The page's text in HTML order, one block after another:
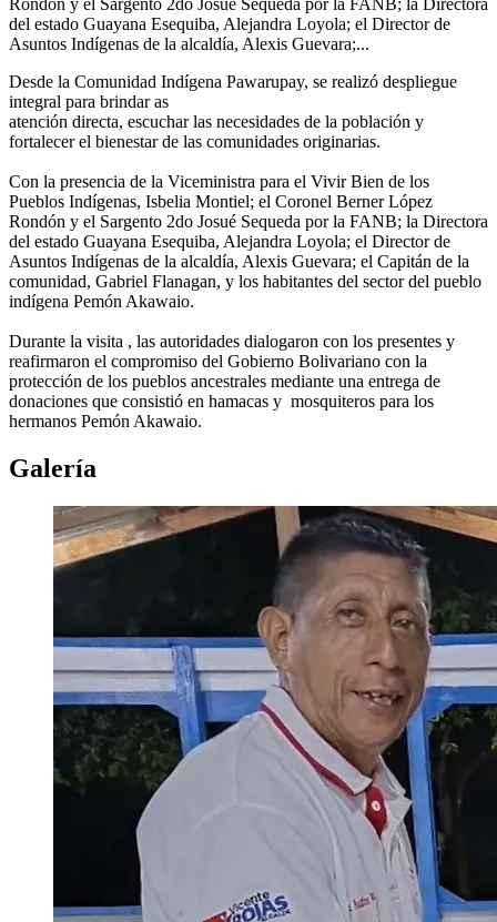
del estado Guayana Esequiba, Alejandra Loyola; el Director de
Asuntos Indígenas de la alcaldía, Alexis Guevara;...
​Desde la Comunidad Indígena Pawarupay, se realizó despliegue
integral para brindar as
atención directa, escuchar las necesidades de la población y
fortalecer el bienestar de las comunidades originarias.
Con la presencia de la Viceministra para el Vivir Bien de los
Pueblos Indígenas, Isbelia Montiel; el Coronel Berner López
Rondón y el Sargento 2do Josué Sequeda por la FANB; la Directora
del estado Guayana Esequiba, Alejandra Loyola; el Director de
Asuntos Indígenas de la alcaldía, Alexis Guevara; el Capitán de la
comunidad, Gabriel Flanagan, y los habitantes del sector del pueblo
indígena Pemón Akawaio.
​Durante la visita , las autoridades dialogaron con los presentes y
reafirmaron el compromiso del Gobierno Bolivariano con la
protección de los pueblos ancestrales mediante una entrega de
donaciones que consistió en hamacas y mosquiteros para los
hermanos Pemón Akawaio.
Galería